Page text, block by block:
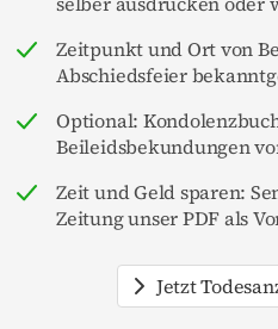
Zeitpunkt und Ort von
Abschiedsfeier
Optional:
Beileidsbekundungen
Zeit und Geld sparen:
Zeitung unser PDF als
Jetzt